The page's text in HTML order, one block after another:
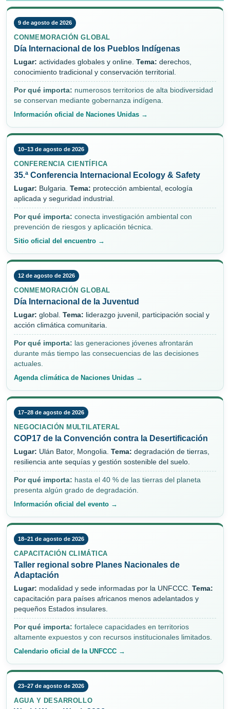
9 de agosto de 2026
CONMEMORACIÓN GLOBAL
Día Internacional de los Pueblos Indígenas
Lugar: actividades globales y online. Tema: derechos,
conocimiento tradicional y conservación territorial.
Por qué importa: numerosos territorios de alta biodiversidad
se conservan mediante gobernanza indígena.
Información oficial de Naciones Unidas →
10–13 de agosto de 2026
CONFERENCIA CIENTÍFICA
35.ª Conferencia Internacional Ecology & Safety
Lugar: Bulgaria. Tema: protección ambiental, ecología
aplicada y seguridad industrial.
Por qué importa: conecta investigación ambiental con
prevención de riesgos y aplicación técnica.
Sitio oficial del encuentro →
12 de agosto de 2026
CONMEMORACIÓN GLOBAL
Día Internacional de la Juventud
Lugar: global. Tema: liderazgo juvenil, participación social y
acción climática comunitaria.
Por qué importa: las generaciones jóvenes afrontarán
durante más tiempo las consecuencias de las decisiones
actuales.
Agenda climática de Naciones Unidas →
17–28 de agosto de 2026
NEGOCIACIÓN MULTILATERAL
COP17 de la Convención contra la Desertificación
Lugar: Ulán Bator, Mongolia. Tema: degradación de tierras,
resiliencia ante sequías y gestión sostenible del suelo.
Por qué importa: hasta el 40 % de las tierras del planeta
presenta algún grado de degradación.
Información oficial del evento →
18–21 de agosto de 2026
CAPACITACIÓN CLIMÁTICA
Taller regional sobre Planes Nacionales de
Adaptación
Lugar: modalidad y sede informadas por la UNFCCC. Tema:
capacitación para países africanos menos adelantados y
pequeños Estados insulares.
Por qué importa: fortalece capacidades en territorios
altamente expuestos y con recursos institucionales limitados.
Calendario oficial de la UNFCCC →
23–27 de agosto de 2026
AGUA Y DESARROLLO